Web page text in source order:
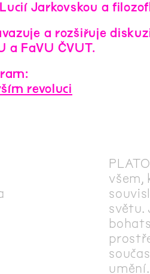
Jarkovskou a
a rozšiřuje
a FaVU ČVUT.
revoluci
všem,
světu.